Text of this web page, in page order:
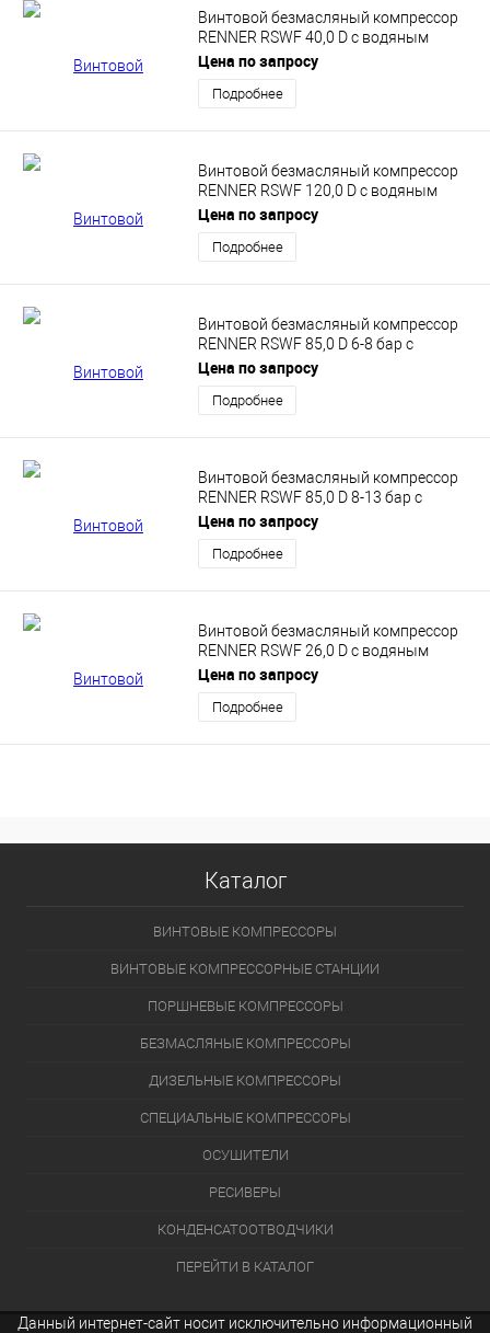
Винтовой безмасляный компрессор
RENNER RSWF 40,0 D с водяным
впрыском
Цена по запросу
Подробнее
Винтовой безмасляный компрессор
RENNER RSWF 120,0 D с водяным
впрыском
Цена по запросу
Подробнее
Винтовой безмасляный компрессор
RENNER RSWF 85,0 D 6-8 бар с
водяным впрыском
Цена по запросу
Подробнее
Винтовой безмасляный компрессор
RENNER RSWF 85,0 D 8-13 бар с
водяным впрыском
Цена по запросу
Подробнее
Винтовой безмасляный компрессор
RENNER RSWF 26,0 D с водяным
впрыском
Цена по запросу
Подробнее
Каталог
ВИНТОВЫЕ КОМПРЕССОРЫ
ВИНТОВЫЕ КОМПРЕССОРНЫЕ СТАНЦИИ
ПОРШНЕВЫЕ КОМПРЕССОРЫ
БЕЗМАСЛЯНЫЕ КОМПРЕССОРЫ
ДИЗЕЛЬНЫЕ КОМПРЕССОРЫ
СПЕЦИАЛЬНЫЕ КОМПРЕССОРЫ
ОСУШИТЕЛИ
РЕСИВЕРЫ
КОНДЕНСАТООТВОДЧИКИ
ПЕРЕЙТИ В КАТАЛОГ
Данный интернет-сайт носит исключительно информационный